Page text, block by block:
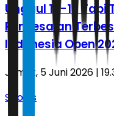
Unggul 18-10 Tapi
Penyesalan
Indonesia Open
Jumat, 5 Juni 2026 |
Sports